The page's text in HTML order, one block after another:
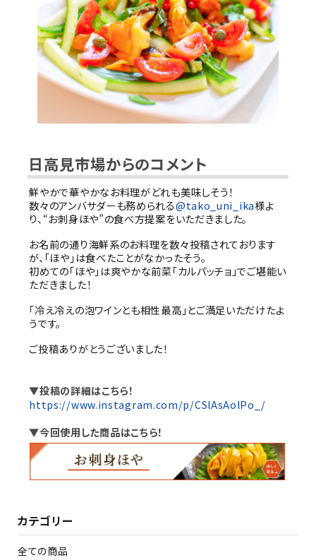
（銀鮭・さば・さんま等）
日高見市場からのコメント
鮮やかで華やかなお料理がどれも美味しそう！
数々のアンバサダーも務められる@tako_uni_ika様よ
り、“お刺身ほや”の食べ方提案をいただきました。
お名前の通り海鮮系のお料理を数々投稿されております
が、「ほや」は食べたことがなかったそう。
初めての「ほや」は爽やかな前菜「カルパッチョ」でご堪能い
ただきました！
「冷え冷えの泡ワインとも相性最高」とご満足いただけたよ
うです。
ご投稿ありがとうございました！
▼投稿の詳細はこちら！
https://www.instagram.com/p/CSlAsAolPo_/
▼今回使用した商品はこちら！
カテゴリー
全ての商品